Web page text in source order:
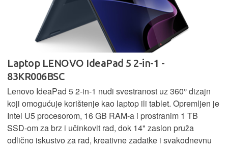
Laptop LENOVO IdeaPad 5 2-in-1 -
83KR006BSC
Lenovo IdeaPad 5 2‑in‑1 nudi svestranost uz 360° dizajn
koji omogućuje korištenje kao laptop ili tablet. Opremljen je
Intel U5 procesorom, 16 GB RAM-a i prostranim 1 TB
SSD‑om za brz i učinkovit rad, dok 14" zaslon pruža
odlično iskustvo za rad, kreativne zadatke i svakodnevnu